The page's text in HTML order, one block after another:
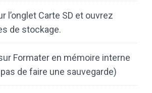
l’onglet Carte SD et ouvrez
de stockage.
Formater en mémoire interne
pas de faire une sauvegarde)